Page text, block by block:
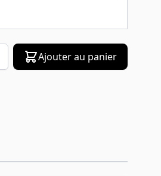
Ajouter au panier